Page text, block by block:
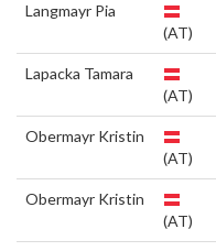
Langmayr Pia
(AT)
Lapacka Tamara
(AT)
Obermayr Kristin
(AT)
Obermayr Kristin
(AT)